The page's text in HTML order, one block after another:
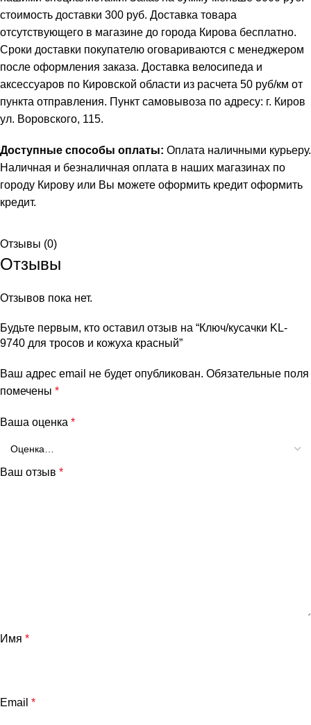
стоимость доставки 300 руб. Доставка товара
отсутствующего в магазине до города Кирова бесплатно.
Сроки доставки покупателю оговариваются с менеджером
после оформления заказа. Доставка велосипеда и
аксессуаров по Кировской области из расчета 50 руб/км от
пункта отправления. Пункт самовывоза по адресу: г. Киров
ул. Воровского, 115.
Доступные способы оплаты: Оплата наличными курьеру.
Наличная и безналичная оплата в наших магазинах по
городу Кирову или Вы можете оформить кредит оформить
кредит.
Отзывы (0)
Отзывы
Отзывов пока нет.
Будьте первым, кто оставил отзыв на “Ключ/кусачки KL-
9740 для тросов и кожуха красный”
Ваш адрес email не будет опубликован. Обязательные поля
помечены *
Ваша оценка *
Ваш отзыв *
Имя *
Email *